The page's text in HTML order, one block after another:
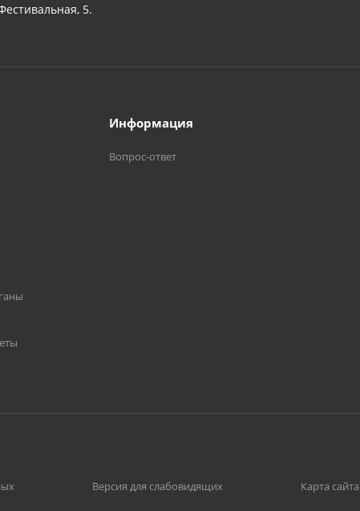
5.
Информация
Вопрос-ответ
Версия для слабовидящих Карта сайта